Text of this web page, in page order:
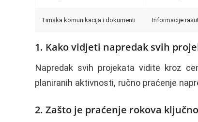
Timska komunikacija i dokumenti Informacije
1. Kako vidjeti napredak svih
Napredak svih projekata vidite kroz
planiranih aktivnosti, ručno praćenje
2. Zašto je praćenje rokova